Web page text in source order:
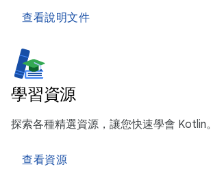
查看說明文件
學習資源
探索各種精選資源，讓您快速學會 Kotlin。
查看資源